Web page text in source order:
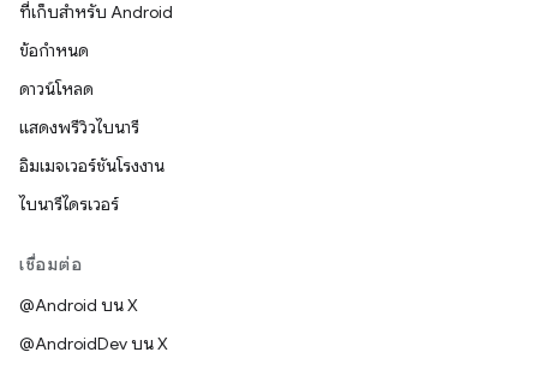
ที่เก็บสำหรับ Android
ข้อกำหนด
ดาวน์โหลด
แสดงพรีวิวไบนารี
อิมเมจเวอร์ชันโรงงาน
ไบนารีไดรเวอร์
เชื่อมต่อ
@Android บน X
@AndroidDev บน X